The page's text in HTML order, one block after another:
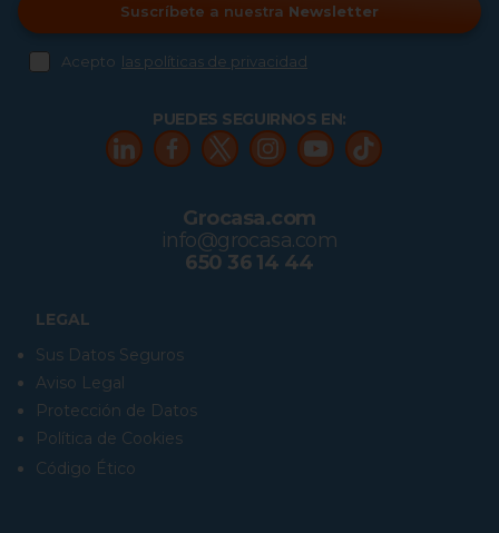
Suscríbete a nuestra Newsletter
Acepto las políticas de privacidad
LEGAL
Sus Datos Seguros
Aviso Legal
Protección de Datos
Política de Cookies
Código Ético
PUEDES SEGUIRNOS EN:
Grocasa.com
info@grocasa.com
650 36 14 44